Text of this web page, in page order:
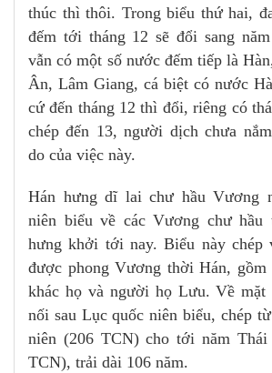
thúc thì thôi. Trong biểu thứ hai,
đếm tới tháng 12 sẽ đổi sang
vẫn có một số nước đếm tiếp là
Ân, Lâm Giang, cá biệt có nước
cứ đến tháng 12 thì đổi, riêng có
chép đến 13, người dịch chưa
do của việc này.
Hán hưng dĩ lai chư hầu Vương
niên biểu về các Vương chư
hưng khởi tới nay. Biểu này chép
được phong Vương thời Hán, gồm
khác họ và người họ Lưu. Về
nối sau Lục quốc niên biểu, chép
niên (206 TCN) cho tới năm
TCN), trải dài 106 năm.